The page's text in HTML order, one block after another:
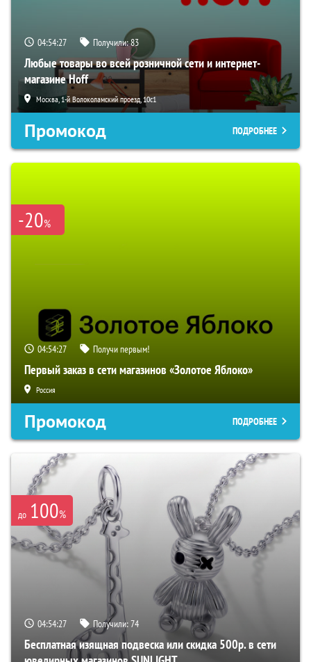
04:54:26 Получили:83
Любые товары во всей розничной сети и интернет-
магазине Hoff
Москва, 1-й Волоколамский проезд, 10с1
Промокод ПОДРОБНЕЕ
-20%
04:54:26 Получи первым!
Первый заказ в сети магазинов «Золотое Яблоко»
Россия
Промокод ПОДРОБНЕЕ
до 100%
04:54:26 Получили:74
Бесплатная изящная подвеска или скидка 500р. в сети